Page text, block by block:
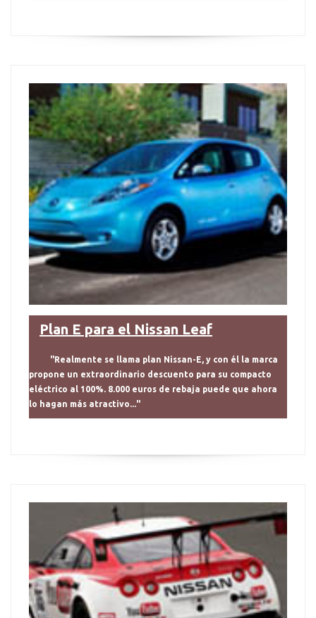
Plan E para el Nissan Leaf
"Realmente se llama plan Nissan-E, y con él la marca
propone un extraordinario descuento para su compacto
eléctrico al 100%. 8.000 euros de rebaja puede que ahora
lo hagan más atractivo..."